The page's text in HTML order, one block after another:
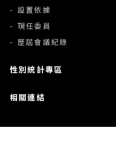
- 設置依據
- 現任委員
- 歷屆會議紀錄
性別統計專區
相關連結